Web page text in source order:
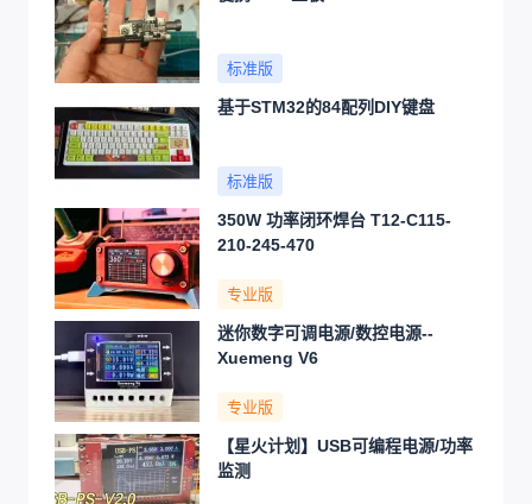
标准版
基于STM32的84配列DIY键盘
标准版
350W 功率闭环焊台 T12-C115-
210-245-470
专业版
迷你数字可调电源/数控电源--
Xuemeng V6
专业版
【星火计划】USB可编程电源/功率
监测